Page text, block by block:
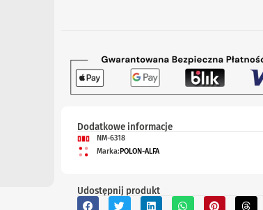
Dodatkowe informacje
NM-6318
Marka:POLON-ALFA
Udostępnij produkt